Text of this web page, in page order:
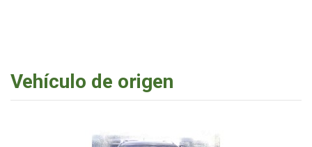
Vehículo de origen